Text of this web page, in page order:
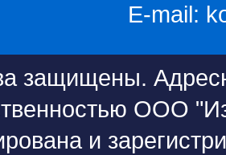
E-mail:
защищены.
ООО
и